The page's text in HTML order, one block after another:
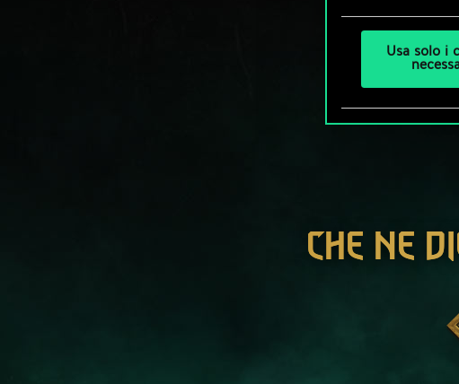
Usa solo i
CHE NE